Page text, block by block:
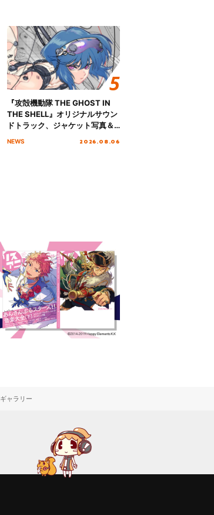
『攻殻機動隊 THE GHOST IN
THE SHELL』オリジナルサウン
ドトラック、ジャケット写真＆
NEWS 2026.08.06
ギャラリー